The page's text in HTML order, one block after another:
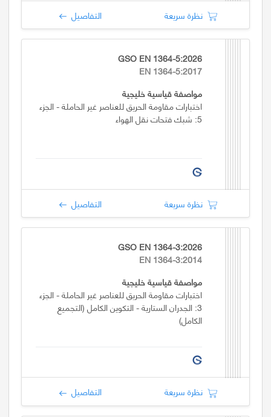
نظرة سريعة التفاصيل
GSO EN 1364-5:2026
EN 1364-5:2017
مواصفة قياسية خليجية
اختبارات مقاومة الحريق للعناصر غير الحاملة - الجزء
5: شبك فتحات نقل الهواء
نظرة سريعة التفاصيل
GSO EN 1364-3:2026
EN 1364-3:2014
مواصفة قياسية خليجية
اختبارات مقاومة الحريق للعناصر غير الحاملة - الجزء
3: الجدران الستارية - التكوين الكامل (التجميع
الكامل)
نظرة سريعة التفاصيل